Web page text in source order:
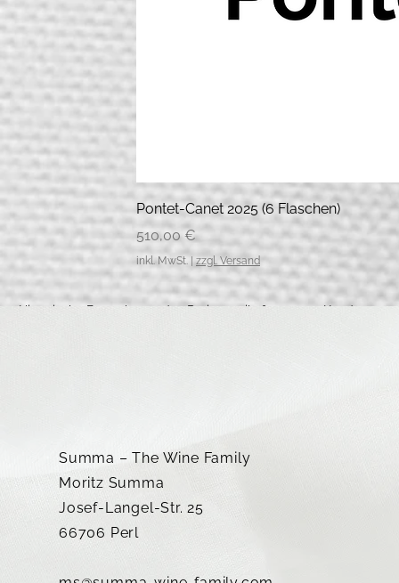
Pontet-Canet 2025 (6 Flaschen)
Preis
510,00 €
inkl. MwSt. | zzgl. Versand
*Historische Betrachtung des Preisvorteils für unsere Kunden
Summa – The Wine Family
Moritz Summa
Josef-Langel-Str. 25
66706 Perl